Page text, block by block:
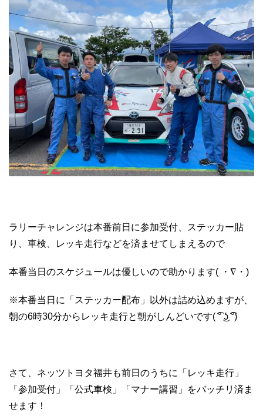
ラリーチャレンジは本番前日に参加受付、ステッカー貼
り、車検、レッキ走行などを済ませてしまえるので
本番当日のスケジュールは優しいので助かります( ・∇・)
※本番当日に「ステッカー配布」以外は詰め込めますが、
朝の6時30分からレッキ走行と朝がしんどいです( ͡° ͜ʖ ͡°)
さて、ネッツトヨタ福井も前日のうちに「レッキ走行」
「参加受付」「公式車検」「マナー講習」をバッチリ済ま
せます！